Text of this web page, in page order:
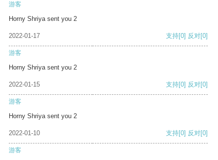
游客
Horny Shriya sent you 2
2022-01-17 支持[0] 反对[0]
游客
Horny Shriya sent you 2
2022-01-15 支持[0] 反对[0]
游客
Horny Shriya sent you 2
2022-01-10 支持[0] 反对[0]
游客